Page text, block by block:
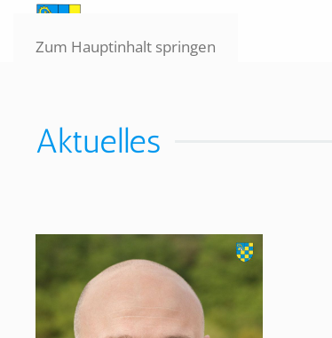
Zum Hauptinhalt springen
Aktuelles